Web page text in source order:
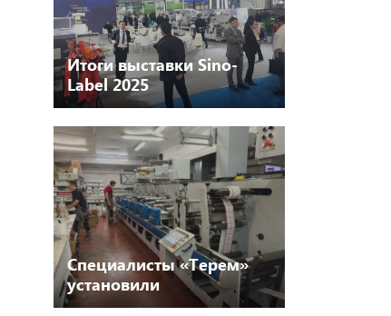
Итоги выставки Sino-
Label 2025
Специалисты «Терем»
установили
сервоприводную